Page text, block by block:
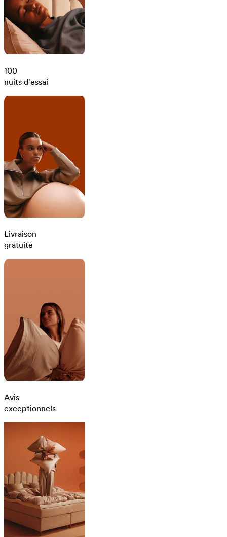
100
nuits d'essai
Livraison
gratuite
Avis
exceptionnels